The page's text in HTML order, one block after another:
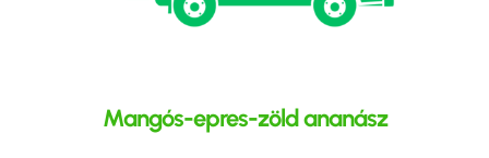
Mangós-epres-zöld ananász